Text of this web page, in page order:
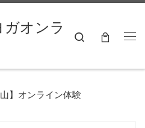
オンラ
Search
山】オンライン体験